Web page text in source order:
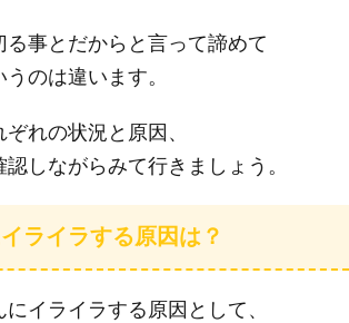
る事とだからと言って諦めて
のは違います。
れの状況と原因、
しながらみて行きましょう。
ライラする原因は？
イライラする原因として、